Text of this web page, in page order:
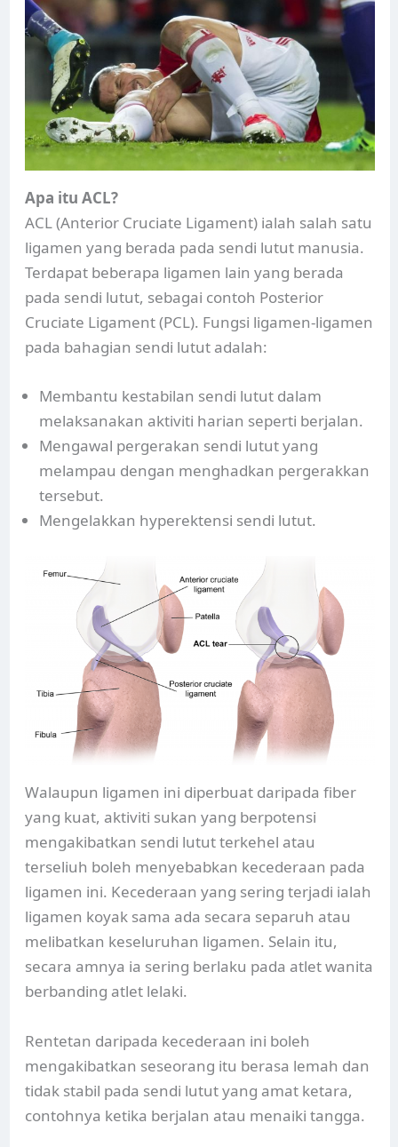
Apa itu ACL?
ACL (Anterior Cruciate Ligament) ialah salah satu
ligamen yang berada pada sendi lutut manusia.
Terdapat beberapa ligamen lain yang berada
pada sendi lutut, sebagai contoh Posterior
Cruciate Ligament (PCL). Fungsi ligamen-ligamen
pada bahagian sendi lutut adalah:
Membantu kestabilan sendi lutut dalam
melaksanakan aktiviti harian seperti berjalan.
Mengawal pergerakan sendi lutut yang
melampau dengan menghadkan pergerakkan
tersebut.
Mengelakkan hyperektensi sendi lutut.
Walaupun ligamen ini diperbuat daripada fiber
yang kuat, aktiviti sukan yang berpotensi
mengakibatkan sendi lutut terkehel atau
terseliuh boleh menyebabkan kecederaan pada
ligamen ini. Kecederaan yang sering terjadi ialah
ligamen koyak sama ada secara separuh atau
melibatkan keseluruhan ligamen. Selain itu,
secara amnya ia sering berlaku pada atlet wanita
berbanding atlet lelaki.
Rentetan daripada kecederaan ini boleh
mengakibatkan seseorang itu berasa lemah dan
tidak stabil pada sendi lutut yang amat ketara,
contohnya ketika berjalan atau menaiki tangga.